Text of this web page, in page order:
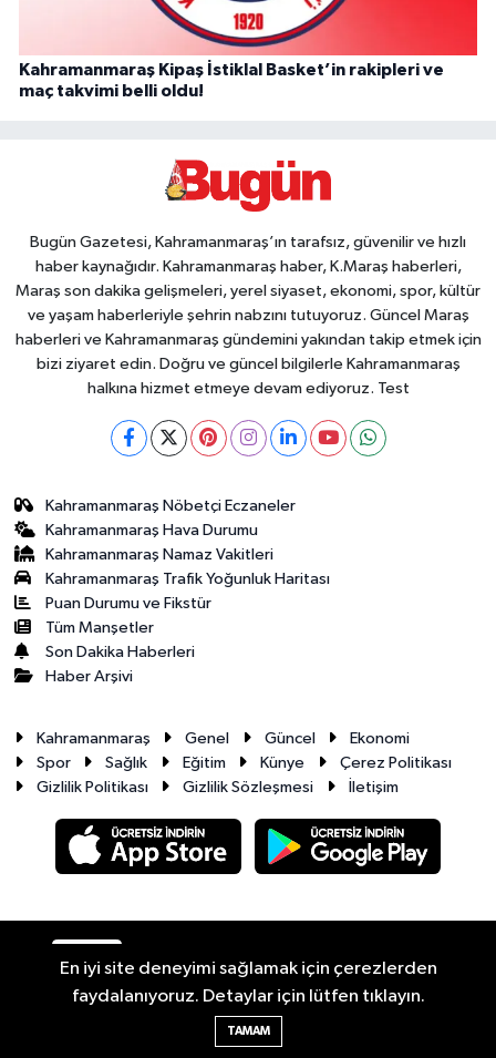
Kahramanmaraş Kipaş İstiklal Basket’in rakipleri ve
maç takvimi belli oldu!
Bugün Gazetesi, Kahramanmaraş’ın tarafsız, güvenilir ve hızlı
haber kaynağıdır. Kahramanmaraş haber, K.Maraş haberleri,
Maraş son dakika gelişmeleri, yerel siyaset, ekonomi, spor, kültür
ve yaşam haberleriyle şehrin nabzını tutuyoruz. Güncel Maraş
haberleri ve Kahramanmaraş gündemini yakından takip etmek için
bizi ziyaret edin. Doğru ve güncel bilgilerle Kahramanmaraş
halkına hizmet etmeye devam ediyoruz. Test
Kahramanmaraş Nöbetçi Eczaneler
Kahramanmaraş Hava Durumu
Kahramanmaraş Namaz Vakitleri
Kahramanmaraş Trafik Yoğunluk Haritası
Puan Durumu ve Fikstür
Tüm Manşetler
Son Dakika Haberleri
Haber Arşivi
Kahramanmaraş Genel Güncel
Ekonomi
Spor
Sağlık Eğitim Künye
Çerez Politikası
Gizlilik Politikası
Gizlilik Sözleşmesi İletişim
Haber Yazılımı:
En iyi site deneyimi sağlamak için çerezlerden
faydalanıyoruz. Detaylar için lütfen tıklayın.
TAMAM